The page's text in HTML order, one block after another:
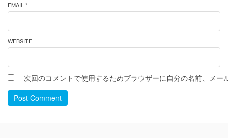
EMAIL *
WEBSITE
次回のコメントで使用するためブラウザーに自分の名前、メー
Post Comment